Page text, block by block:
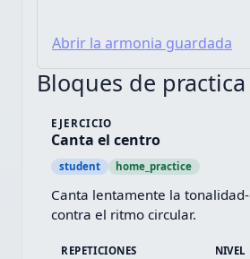
Abrir la armonia guardada
Bloques de practica
EJERCICIO
Canta el centro
student home_practice
Canta lentamente la
contra el ritmo circular.
REPETICIONES NIVEL